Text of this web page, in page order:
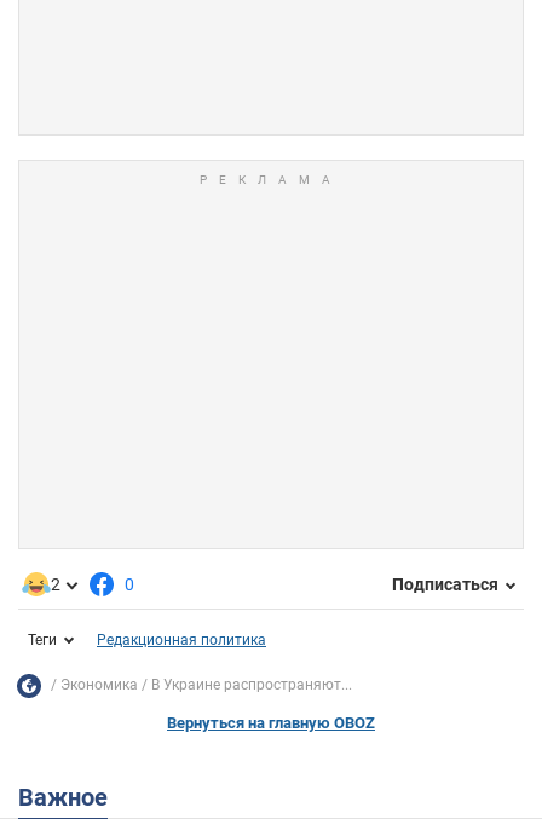
2 0 Подписаться
Теги Редакционная политика
Экономика В Украине распространяют...
Вернуться на главную OBOZ
Важное